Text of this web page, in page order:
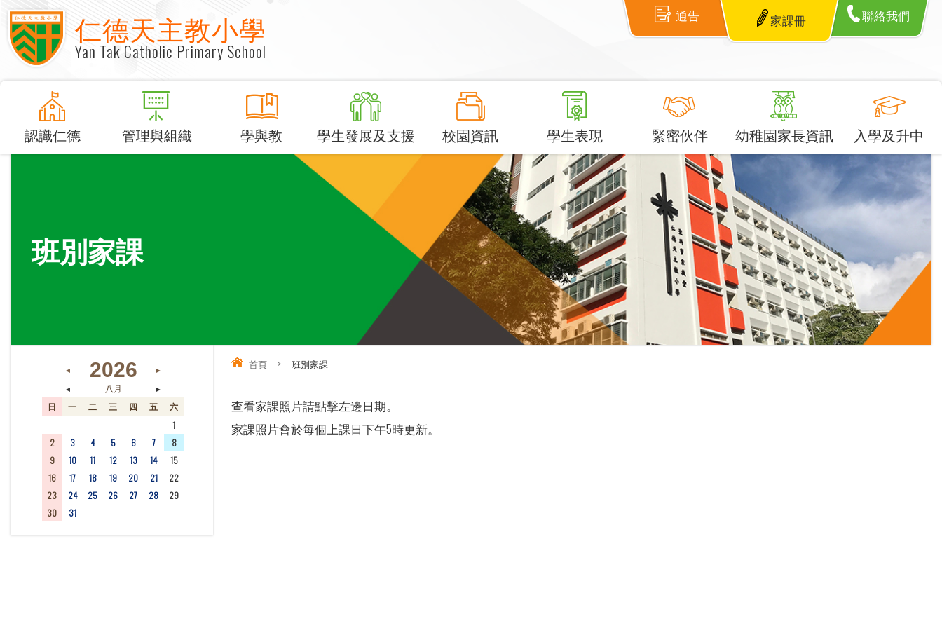
仁德天主教小學
Yan Tak Catholic Primary School
通告 家課冊 聯絡我們
認識仁德 管理與組織 學與教 學生發展及支援 校園資訊 學生表現 緊密伙伴 幼稚園家長資訊 入學及升中
班別家課
首頁 > 班別家課
查看家課照片請點擊左邊日期。
家課照片會於每個上課日下午5時更新。
◄ 2026
►
◄
八月 ►
日 一 二 三 四 五
六
1
2
3 4 5 6 7
8
9
10 11 12 13 14
15
16
17 18 19 20 21
22
23
24 25 26 27 28
29
30
31